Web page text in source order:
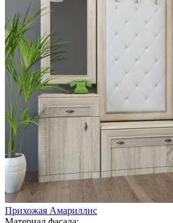
Прихожая Амариллис